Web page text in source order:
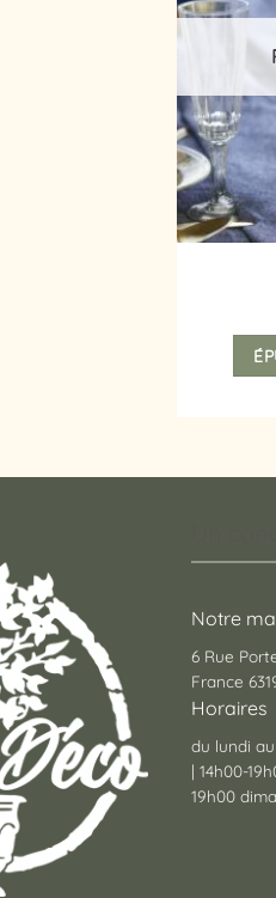
Notre
6 Rue
France
Horaires
du lundi
| 14h00-
19h00